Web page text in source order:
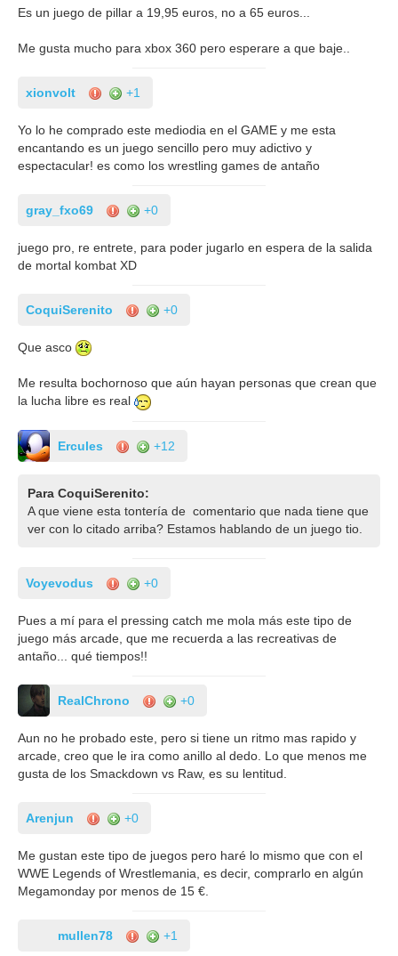
Es un juego de pillar a 19,95 euros, no a 65 euros...
Me gusta mucho para xbox 360 pero esperare a que baje..
xionvolt +1
Yo lo he comprado este mediodia en el GAME y me esta
encantando es un juego sencillo pero muy adictivo y
espectacular! es como los wrestling games de antaño
gray_fxo69 +0
juego pro, re entrete, para poder jugarlo en espera de la salida
de mortal kombat XD
CoquiSerenito +0
Que asco
Me resulta bochornoso que aún hayan personas que crean que
la lucha libre es real
Ercules +12
Para CoquiSerenito:
A que viene esta tontería de comentario que nada tiene que
ver con lo citado arriba? Estamos hablando de un juego tio.
Voyevodus +0
Pues a mí para el pressing catch me mola más este tipo de
juego más arcade, que me recuerda a las recreativas de
antaño... qué tiempos!!
RealChrono +0
Aun no he probado este, pero si tiene un ritmo mas rapido y
arcade, creo que le ira como anillo al dedo. Lo que menos me
gusta de los Smackdown vs Raw, es su lentitud.
Arenjun +0
Me gustan este tipo de juegos pero haré lo mismo que con el
WWE Legends of Wrestlemania, es decir, comprarlo en algún
Megamonday por menos de 15 €.
mullen78 +1